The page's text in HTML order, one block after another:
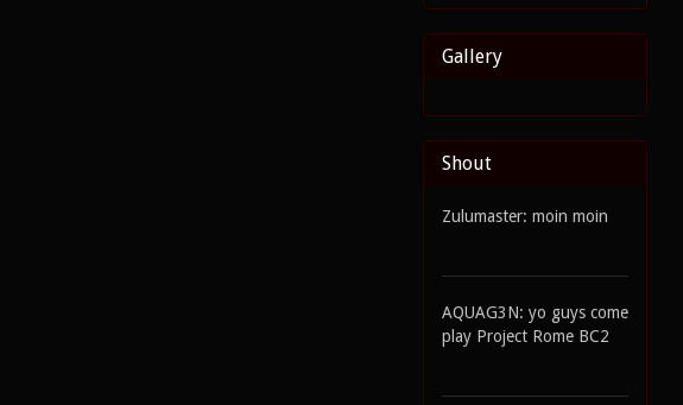
Gallery
Shout
Zulumaster: moin moin
AQUAG3N: yo guys come
play Project Rome BC2